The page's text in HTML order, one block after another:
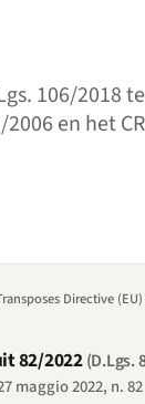
106/2018
en het
Directive
82/2022(D.Lgs.
maggio 2022, n. 82